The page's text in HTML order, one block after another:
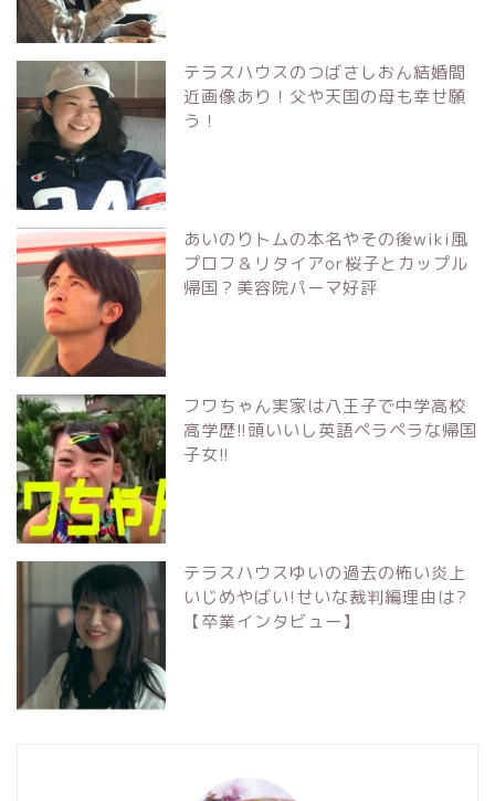
テラスハウスのつばさしおん結婚間
近画像あり！父や天国の母も幸せ願
う！
あいのりトムの本名やその後wiki風
プロフ＆リタイアor桜子とカップル
帰国？美容院パーマ好評
フワちゃん実家は八王子で中学高校
高学歴!!頭いいし英語ペラペラな帰国
子女!!
テラスハウスゆいの過去の怖い炎上
いじめやばい!せいな裁判編理由は?
【卒業インタビュー】